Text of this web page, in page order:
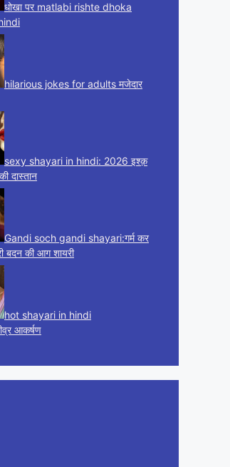
धोखा पर matlabi rishte dhoka
hilarious jokes for adults मजेदार
sexy shayari in hindi: 2026 इश्क़
दास्तान
Gandi soch gandi shayari:गर्म कर
बदन की आग शायरी
hot shayari in hindi
आकर्षण